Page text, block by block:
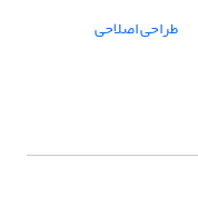
طراحی اصلاحی